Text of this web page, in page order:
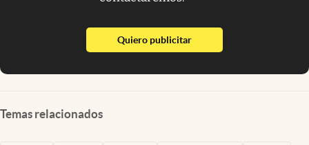
Quiero publicitarabre en nueva pestaña
Temas relacionados